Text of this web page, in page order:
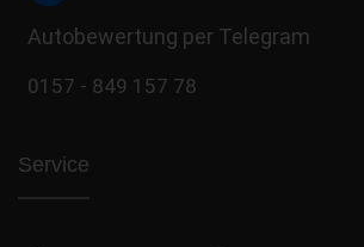
Autobewertung per Telegram
0157 - 849 157 78
Service